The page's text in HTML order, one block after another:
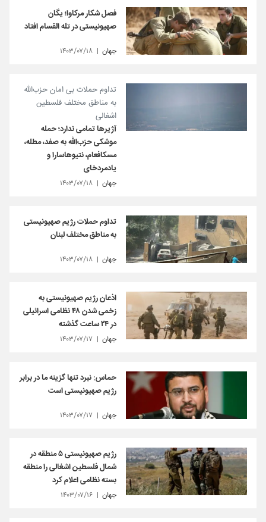
فصل شکار مرکاوا؛ یگان
صهیونیستی در تله القسام افتاد
جهان ۱۴۰۳/۰۷/۱۸
تداوم حملات بی امان حزب‌الله
به مناطق مختلف فلسطین
اشغالی
آژیرها تمامی ندارد؛ حمله
موشکی حزب‌الله به صفد، مطله،
مسکافعام، نتیوهاسارا و
یادمردخای
جهان ۱۴۰۳/۰۷/۱۸
تداوم حملات رژیم صهیونیستی
به مناطق مختلف لبنان
جهان ۱۴۰۳/۰۷/۱۸
اذعان رژیم صهیونیستی به
زخمی شدن ۴۸ نظامی‌ اسرائیلی
در ۲۴ ساعت گذشته
جهان ۱۴۰۳/۰۷/۱۷
حماس: نبرد تنها گزینه ما در برابر
رژیم صهیونیستی است
جهان ۱۴۰۳/۰۷/۱۷
رژیم صهیونیستی ۵ منطقه در
شمال فلسطین اشغالی را منطقه
بسته نظامی اعلام کرد
جهان ۱۴۰۳/۰۷/۱۶